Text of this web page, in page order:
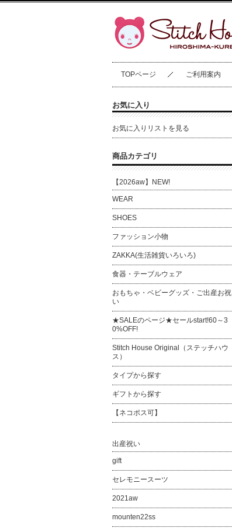
TOPページ ご利用案内
お気に入り
お気に入りリストを見る
商品カテゴリ
【2026aw】NEW!
WEAR
SHOES
ファッション小物
ZAKKA(生活雑貨いろいろ)
食器・テーブルウェア
おもちゃ・ベビーグッズ・ご出産お祝
い
★SALEのページ★セールstart!60～3
0%OFF!
Stitch House Original（ステッチハウ
ス）
タイプから探す
ギフトから探す
【ネコポス可】
出産祝い
gift
セレモニースーツ
2021aw
mounten22ss